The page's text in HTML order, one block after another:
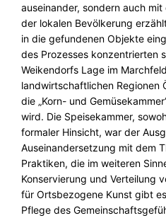
auseinander, sondern auch
der lokalen Bevölkerung
in die gefundenen Objekte
des Prozesses konzentrierten
Weikendorfs Lage im
landwirtschaftlichen Regionen
die „Korn- und
wird. Die Speisekammer,
formaler Hinsicht, war der
Auseinandersetzung mit dem
Praktiken, die im weiteren
Konservierung und Verteilung
für Ortsbezogene Kunst gibt
Pflege des